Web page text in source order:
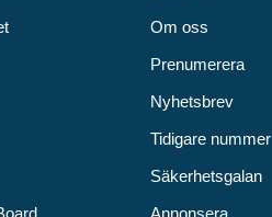
Om oss
Prenumerera
Nyhetsbrev
Tidigare nummer
Säkerhetsgalan
Annonsera